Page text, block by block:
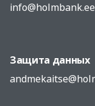
info@holmbank.ee
Защита данных